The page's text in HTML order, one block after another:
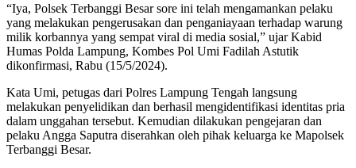
“Iya, Polsek Terbanggi Besar sore ini telah mengamankan pelaku
yang melakukan pengerusakan dan penganiayaan terhadap warung
milik korbannya yang sempat viral di media sosial,” ujar Kabid
Humas Polda Lampung, Kombes Pol Umi Fadilah Astutik
dikonfirmasi, Rabu (15/5/2024).
Kata Umi, petugas dari Polres Lampung Tengah langsung
melakukan penyelidikan dan berhasil mengidentifikasi identitas pria
dalam unggahan tersebut. Kemudian dilakukan pengejaran dan
pelaku Angga Saputra diserahkan oleh pihak keluarga ke Mapolsek
Terbanggi Besar.